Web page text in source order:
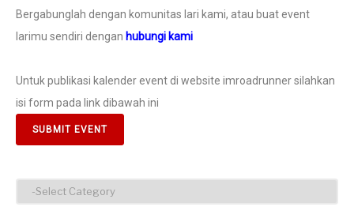
Bergabunglah dengan komunitas lari kami, atau buat event
larimu sendiri dengan hubungi kami
Untuk publikasi kalender event di website imroadrunner silahkan
isi form pada link dibawah ini
SUBMIT EVENT